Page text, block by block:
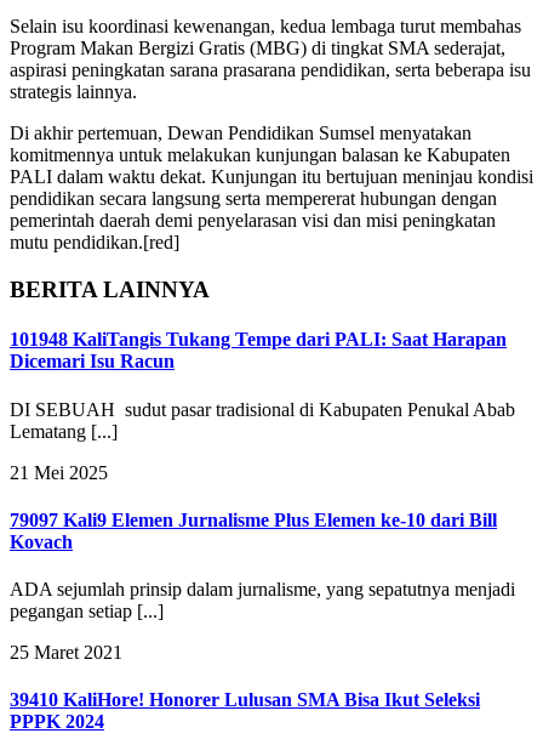
Selain isu koordinasi kewenangan, kedua lembaga turut membahas
Program Makan Bergizi Gratis (MBG) di tingkat SMA sederajat,
aspirasi peningkatan sarana prasarana pendidikan, serta beberapa isu
strategis lainnya.
Di akhir pertemuan, Dewan Pendidikan Sumsel menyatakan
komitmennya untuk melakukan kunjungan balasan ke Kabupaten
PALI dalam waktu dekat. Kunjungan itu bertujuan meninjau kondisi
pendidikan secara langsung serta mempererat hubungan dengan
pemerintah daerah demi penyelarasan visi dan misi peningkatan
mutu pendidikan.[red]
BERITA LAINNYA
101948 KaliTangis Tukang Tempe dari PALI: Saat Harapan
Dicemari Isu Racun
DI SEBUAH sudut pasar tradisional di Kabupaten Penukal Abab
Lematang [...]
21 Mei 2025
79097 Kali9 Elemen Jurnalisme Plus Elemen ke-10 dari Bill
Kovach
ADA sejumlah prinsip dalam jurnalisme, yang sepatutnya menjadi
pegangan setiap [...]
25 Maret 2021
39410 KaliHore! Honorer Lulusan SMA Bisa Ikut Seleksi
PPPK 2024